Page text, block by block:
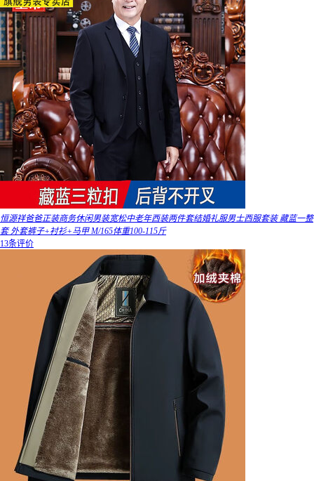
恒源祥爸爸正装商务休闲男装宽松中老年西装两件套结婚礼服男士西服套装 藏蓝一整
套 外套裤子+衬衫+马甲 M/165体重100-115斤
13条评价